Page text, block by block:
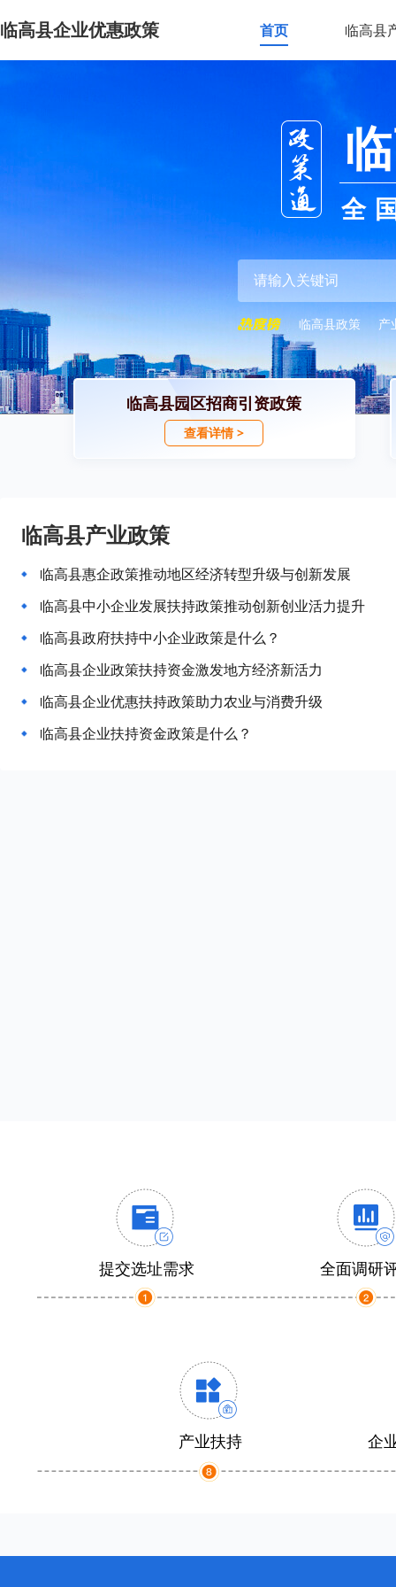
临高县企业优惠政策 首页 临高县
全
临高县政策 产
临高县园区招商引资政策
查看详情 >
临高县产业政策
临高县惠企政策推动地区经济转型升级与创新发展
临高县中小企业发展扶持政策推动创新创业活力提升
临高县政府扶持中小企业政策是什么？
临高县企业政策扶持资金激发地方经济新活力
临高县企业优惠扶持政策助力农业与消费升级
临高县企业扶持资金政策是什么？
提交选址需求 全面调研
产业扶持 企